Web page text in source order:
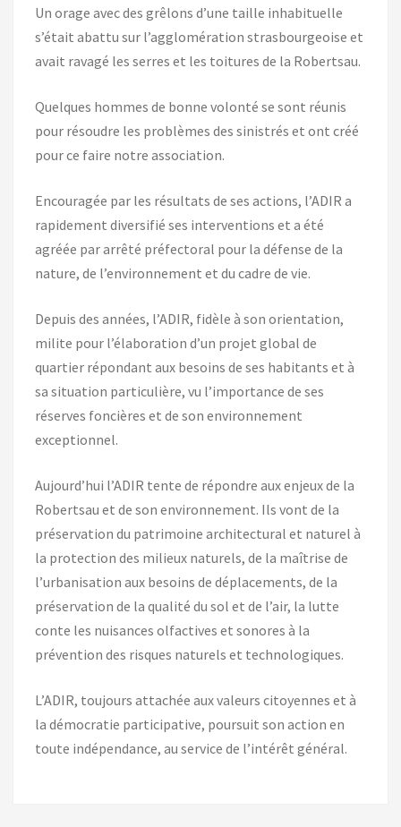
Un orage avec des grêlons d’une taille inhabituelle
s’était abattu sur l’agglomération strasbourgeoise et
avait ravagé les serres et les toitures de la Robertsau.
Quelques hommes de bonne volonté se sont réunis
pour résoudre les problèmes des sinistrés et ont créé
pour ce faire notre association.
Encouragée par les résultats de ses actions, l’ADIR a
rapidement diversifié ses interventions et a été
agréée par arrêté préfectoral pour la défense de la
nature, de l’environnement et du cadre de vie.
Depuis des années, l’ADIR, fidèle à son orientation,
milite pour l’élaboration d’un projet global de
quartier répondant aux besoins de ses habitants et à
sa situation particulière, vu l’importance de ses
réserves foncières et de son environnement
exceptionnel.
Aujourd’hui l’ADIR tente de répondre aux enjeux de la
Robertsau et de son environnement. Ils vont de la
préservation du patrimoine architectural et naturel à
la protection des milieux naturels, de la maîtrise de
l’urbanisation aux besoins de déplacements, de la
préservation de la qualité du sol et de l’air, la lutte
conte les nuisances olfactives et sonores à la
prévention des risques naturels et technologiques.
L’ADIR, toujours attachée aux valeurs citoyennes et à
la démocratie participative, poursuit son action en
toute indépendance, au service de l’intérêt général.